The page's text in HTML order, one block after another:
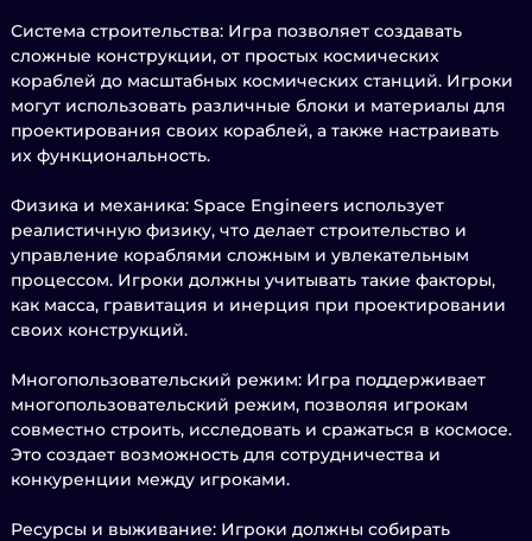
Система строительства: Игра позволяет создавать
сложные конструкции, от простых космических
кораблей до масштабных космических станций. Игроки
могут использовать различные блоки и материалы для
проектирования своих кораблей, а также настраивать
их функциональность.
Физика и механика: Space Engineers использует
реалистичную физику, что делает строительство и
управление кораблями сложным и увлекательным
процессом. Игроки должны учитывать такие факторы,
как масса, гравитация и инерция при проектировании
своих конструкций.
Многопользовательский режим: Игра поддерживает
многопользовательский режим, позволяя игрокам
совместно строить, исследовать и сражаться в космосе.
Это создает возможность для сотрудничества и
конкуренции между игроками.
Ресурсы и выживание: Игроки должны собирать